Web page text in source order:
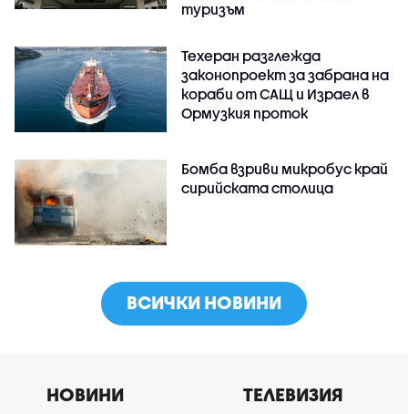
туризъм
Техеран разглежда
законопроект за забрана на
кораби от САЩ и Израел в
Ормузкия проток
Бомба взриви микробус край
сирийската столица
ВСИЧКИ НОВИНИ
НОВИНИ ТЕЛЕВИЗИЯ